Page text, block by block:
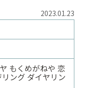
2023.01.23
もくめがねや 恋
ング ダイヤリン